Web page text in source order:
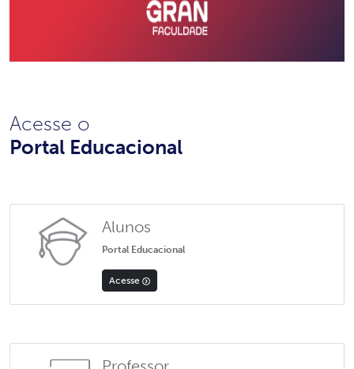
Acesse o
Portal Educacional
Alunos
Portal Educacional
Acesse